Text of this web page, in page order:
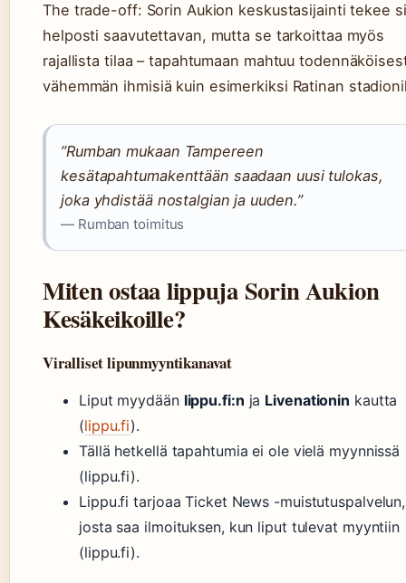
The trade-off: Sorin Aukion keskustasijainti tekee
helposti saavutettavan, mutta se tarkoittaa myös
rajallista tilaa – tapahtumaan mahtuu
vähemmän ihmisiä kuin esimerkiksi Ratinan
”Rumban mukaan Tampereen
kesätapahtumakenttään saadaan uusi tulokas,
joka yhdistää nostalgian ja uuden.”
— Rumban toimitus
Miten ostaa lippuja Sorin Aukion
Kesäkeikoille?
Viralliset lipunmyyntikanavat
Liput myydään lippu.fi:n ja Livenationin kautta
(lippu.fi).
Tällä hetkellä tapahtumia ei ole vielä myynnissä
(lippu.fi).
Lippu.fi tarjoaa Ticket News -muistutuspalvelun,
josta saa ilmoituksen, kun liput tulevat myyntiin
(lippu.fi).